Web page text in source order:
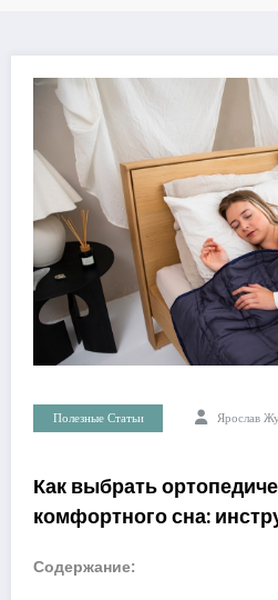
Полезные Статьи Ярослав
Как выбрать
комфортного сна:
Содержание: